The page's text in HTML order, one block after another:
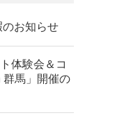
お知らせ
体験会＆コ
群馬」開催の